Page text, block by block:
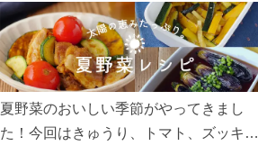
リ食べて、夏バテを吹き飛ばしましょ
う！
夏野菜のおいしい季節がやってきまし
た！今回はきゅうり、トマト、ズッキー